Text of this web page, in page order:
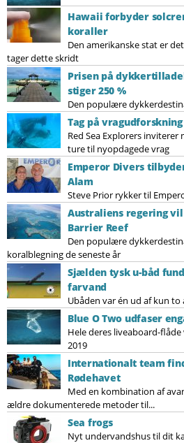
Hawaii forbyder
koraller
Den amerikanske stat er
tager dette skridt
Prisen på
stiger 250 %
Den populære
Tag på
Red Sea Explorers
ture til nyopdagede vrag
Emperor Divers
Alam
Steve Prior rykker til
Australiens regering
Barrier Reef
Den populære
koralblegning de seneste år
Sjælden tysk u-båd
farvand
Ubåden var én ud af kun to
Blue O Two udfaser
Hele deres liveaboard-
2019
Internationalt team
Rødehavet
Med en kombination af
ældre dokumenterede metoder til...
Sea frogs
Nyt undervandshus til dit